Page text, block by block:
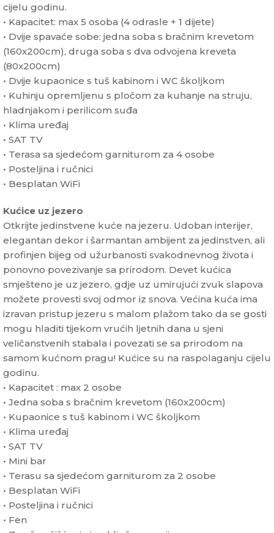
cijelu godinu.
• Kapacitet: max 5 osoba (4 odrasle + 1 dijete)
• Dvije spavaće sobe: jedna soba s bračnim krevetom
(160x200cm), druga soba s dva odvojena kreveta
(80x200cm)
• Dvije kupaonice s tuš kabinom i WC školjkom
• Kuhinju opremljenu s pločom za kuhanje na struju,
hladnjakom i perilicom suđa
• Klima uređaj
• SAT TV
• Terasa sa sjedećom garniturom za 4 osobe
• Posteljina i ručnici
• Besplatan WiFi
Kućice uz jezero
Otkrijte jedinstvene kuće na jezeru. Udoban interijer,
elegantan dekor i šarmantan ambijent za jedinstven, ali
profinjen bijeg od užurbanosti svakodnevnog života i
ponovno povezivanje sa prirodom. Devet kućica
smješteno je uz jezero, gdje uz umirujući zvuk slapova
možete provesti svoj odmor iz snova. Većina kuća ima
izravan pristup jezeru s malom plažom tako da se gosti
mogu hladiti tijekom vrućih ljetnih dana u sjeni
veličanstvenih stabala i povezati se sa prirodom na
samom kućnom pragu! Kućice su na raspolaganju cijelu
godinu.
• Kapacitet : max 2 osobe
• Jedna soba s bračnim krevetom (160x200cm)
• Kupaonice s tuš kabinom i WC školjkom
• Klima uređaj
• SAT TV
• Mini bar
• Terasu sa sjedećom garniturom za 2 osobe
• Besplatan WiFi
• Posteljina i ručnici
• Fen